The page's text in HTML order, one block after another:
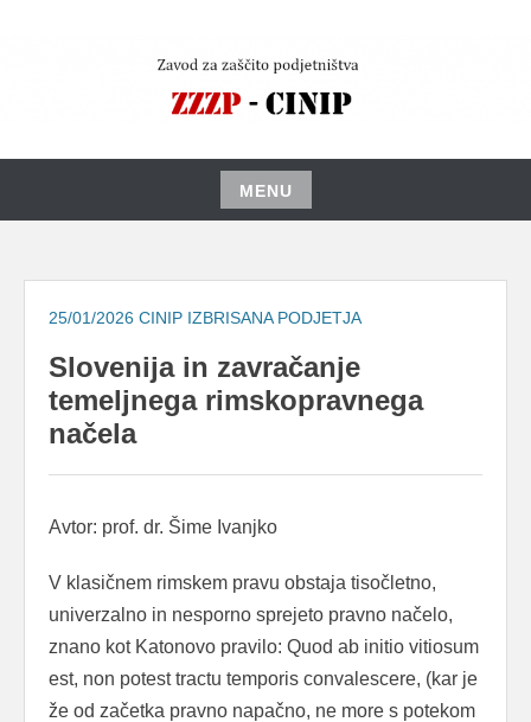
MENU
Skip
content
25/01/2026 CINIP IZBRISANA PODJETJA
Slovenija in zavračanje
temeljnega rimskopravnega
načela
Avtor: prof. dr. Šime Ivanjko
V klasičnem rimskem pravu obstaja tisočletno,
univerzalno in nesporno sprejeto pravno načelo,
znano kot Katonovo pravilo: Quod ab initio vitiosum
est, non potest tractu temporis convalescere, (kar je
že od začetka pravno napačno, ne more s potekom